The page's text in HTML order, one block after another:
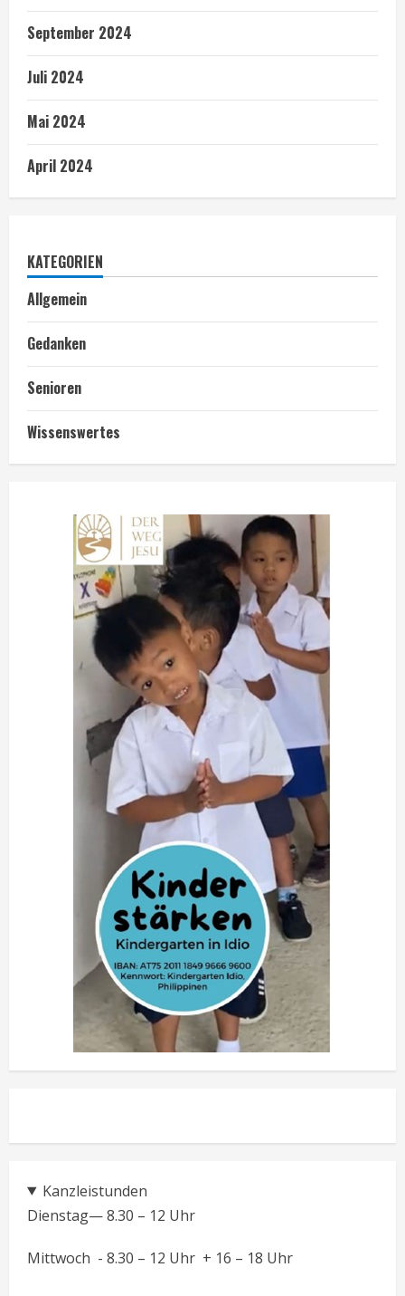
September 2024
Juli 2024
Mai 2024
April 2024
KATEGORIEN
Allgemein
Gedanken
Senioren
Wissenswertes
Kanzleistunden
Dienstag— 8.30 – 12 Uhr
Mittwoch - 8.30 – 12 Uhr + 16 – 18 Uhr